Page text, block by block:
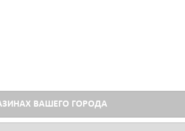
ВАШЕГО ГОРОДА